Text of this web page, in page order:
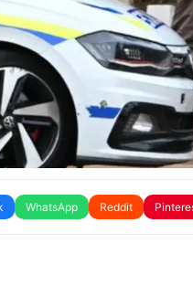
WhatsApp Reddit